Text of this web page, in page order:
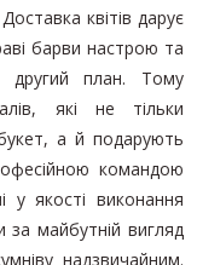
квітів дарує
барви настрою та
другий план. Тому
які не тільки
а й подарують
командою
у якості виконання
майбутній вигляд
надзвичайним.